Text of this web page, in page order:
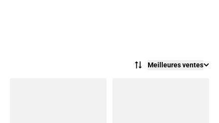
Meilleures ventes